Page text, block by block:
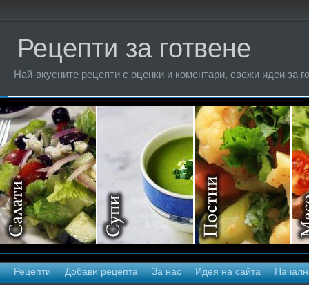
Рецепти за готвене
Най-вкусните рецепти с оценки и коментари, свежи идеи за
Рецепти Добави рецепта За нас Идея на сайта